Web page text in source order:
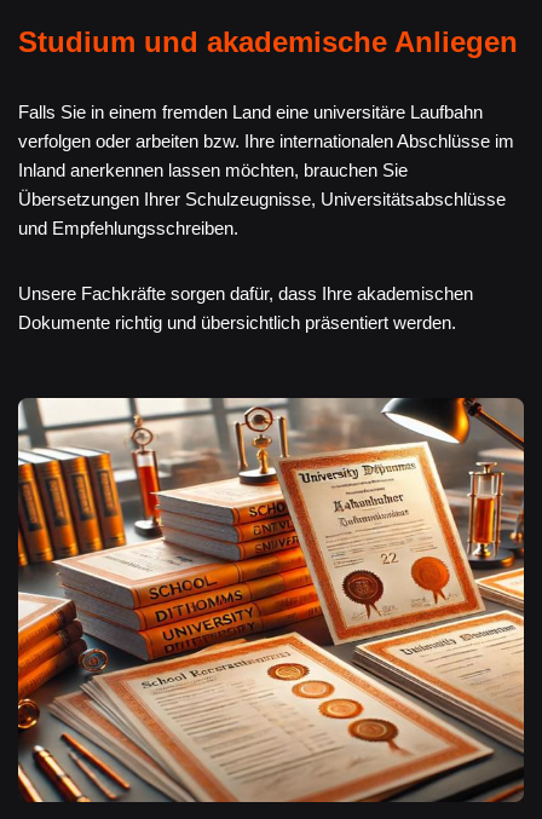
Studium und akademische Anliegen
Falls Sie in einem fremden Land eine universitäre Laufbahn
verfolgen oder arbeiten bzw. Ihre internationalen Abschlüsse im
Inland anerkennen lassen möchten, brauchen Sie
Übersetzungen Ihrer Schulzeugnisse, Universitätsabschlüsse
und Empfehlungsschreiben.
Unsere Fachkräfte sorgen dafür, dass Ihre akademischen
Dokumente richtig und übersichtlich präsentiert werden.